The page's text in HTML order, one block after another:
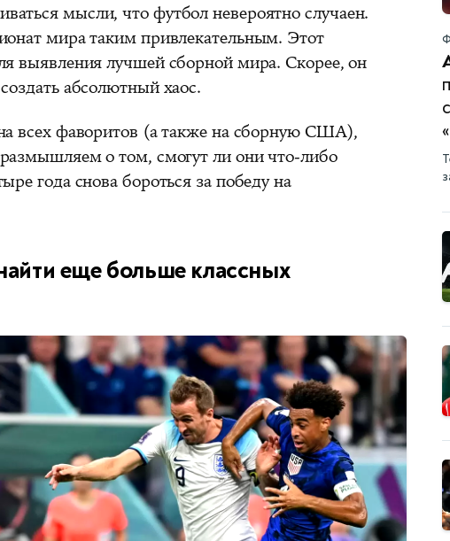
мысли, что футбол невероятно случаен.
мира таким привлекательным. Этот
выявления лучшей сборной мира. Скорее, он
абсолютный хаос.
всех фаворитов (а также на сборную США),
о том, смогут ли они что-либо
года снова бороться за победу на
еще больше классных